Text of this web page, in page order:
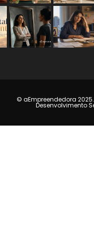
© aEmpreendedora
Desenvolvimento